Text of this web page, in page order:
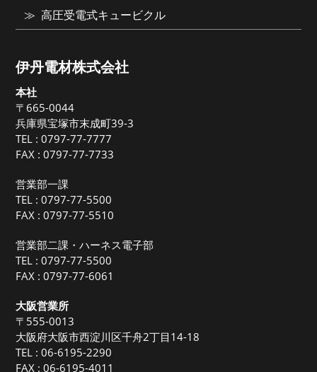
伊丹電材株式会社
本社
〒665-0044
兵庫県宝塚市末成町39-3
TEL :0797-77-7777
FAX : 0797-77-7733
営業部一課
TEL :0797-77-5500
FAX : 0797-77-5510
営業部二課・ハーネス電子部
TEL :0797-77-5500
FAX : 0797-77-6061
大阪営業所
〒555-0013
大阪府大阪市西淀川区千舟2丁目14-18
TEL :06-6195-2290
FAX : 06-6195-4011
高圧受電式キュービクル